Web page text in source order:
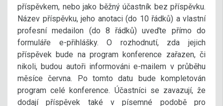
příspěvkem, nebo jako běžný účastník bez příspěvku.
Název příspěvku, jeho anotaci (do 10 řádků) a vlastní
profesní medailon (do 8 řádků) uveďte přímo do
formuláře e-přihlášky. O rozhodnutí, zda jejich
příspěvek bude na program konference zařazen, či
nikoli, budou autoři informováni e-mailem v průběhu
měsíce června. Po tomto datu bude kompletován
program celé konference. Účastníci se zavazují, že
dodají příspěvek také v písemné podobě pro